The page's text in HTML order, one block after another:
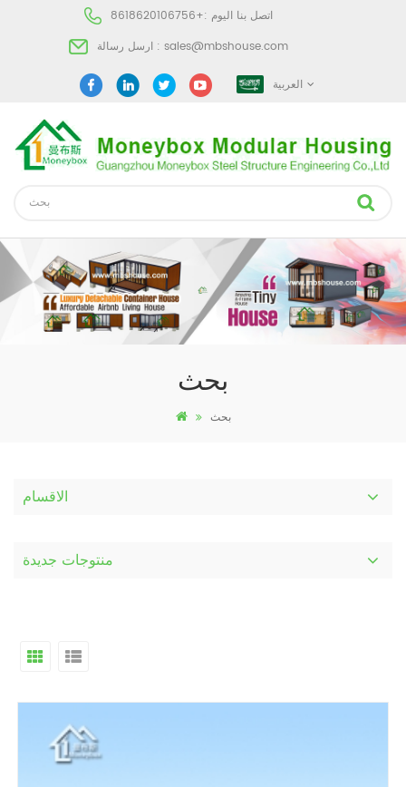
اتصل بنا اليوم :+8618620106756
ارسل رسالة : sales@mbshouse.com
العربية
بحث
بحث
الاقسام
منتوجات جديدة